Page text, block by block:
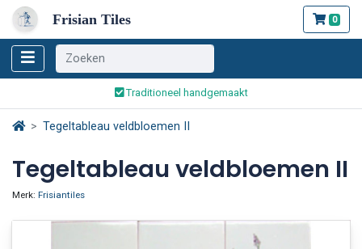
Frisian Tiles 0
Traditioneel handgemaakt
Veilig bestellen en betalen
Tegeltableau veldbloemen II
Tegeltableau veldbloemen II
Merk: Frisiantiles